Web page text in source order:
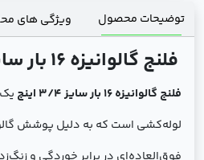
توضیحات محصول ویژگی های
فلنج گالوانیزه 16 بار سایز 3/4 اینچ
فلنج گالوانیزه 16 بار سایز 3/4 اینچ
لوله‌کشی است که به دلیل پوشش